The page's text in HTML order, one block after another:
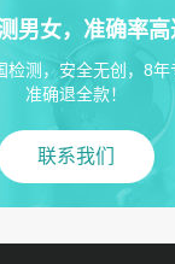
男女，准确率
检测，安全无创，8
准确退全款！
联系我们